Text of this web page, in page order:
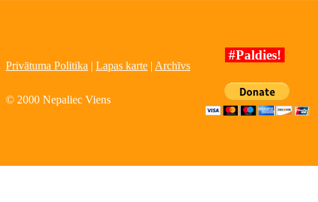
Privātuma Politika | Lapas karte | Archīvs
© 2000 Nepaliec Viens
#Paldies!